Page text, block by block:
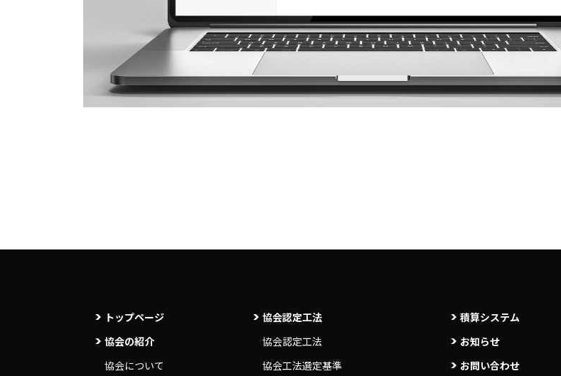
トップページ
協会の紹介
協会について
協会認定工法
協会認定工法
協会工法選定基準
積算システム
お知らせ
お問い合わせ